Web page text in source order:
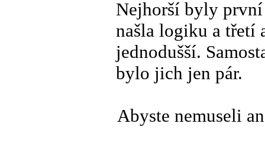
Nejhorší byly první
našla logiku a třetí
jednodušší.
bylo jich jen pár.
Abyste nemuseli